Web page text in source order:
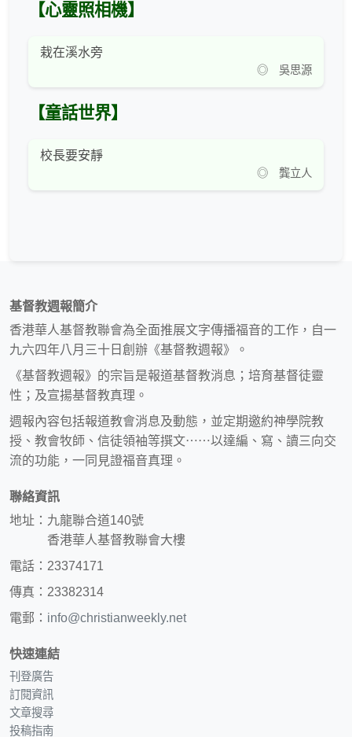
【心靈照相機】
栽在溪水旁
◎ 吳思源
【童話世界】
校長要安靜
◎ 龔立人
基督教週報簡介
香港華人基督教聯會為全面推展文字傳播福音的工作，自一
九六四年八月三十日創辦《基督教週報》。
《基督教週報》的宗旨是報道基督教消息；培育基督徒靈
性；及宣揚基督教真理。
週報內容包括報道教會消息及動態，並定期邀約神學院教
授、教會牧師、信徒領袖等撰文⋯⋯以達編、寫、讀三向交
流的功能，一同見證福音真理。
聯絡資訊
地址：九龍聯合道140號
香港華人基督教聯會大樓
電話：23374171
傳真：23382314
電郵： info@christianweekly.net
快速連結
刊登廣告
訂閱資訊
文章搜尋
投稿指南